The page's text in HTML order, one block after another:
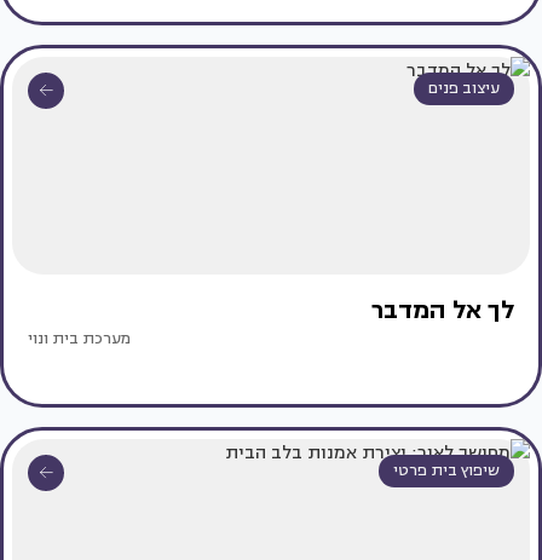
עיצוב פנים
לך אל המדבר
מערכת בית ונוי
שיפוץ בית פרטי